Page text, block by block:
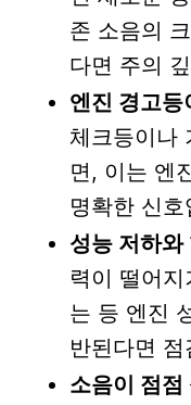
존 소음의
다면 주의
엔진 경고등
체크등이나
면, 이는 엔
명확한 신호
성능 저하와
력이 떨어
는 등 엔진
반된다면
소음이 점점